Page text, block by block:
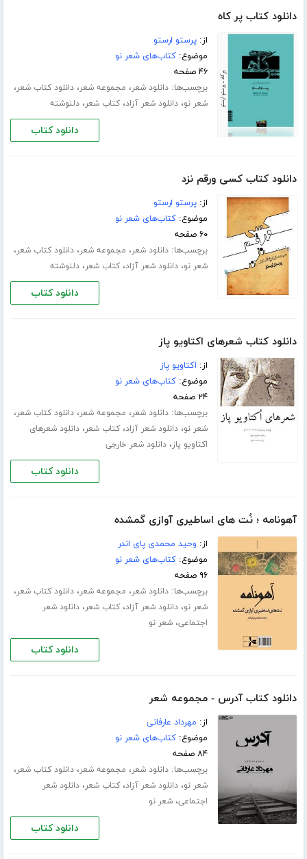
دانلود کتاب پر کاه
از:پرستو ارستو
موضوع:کتاب‌های شعر نو
۴۶ صفحه
برچسب‌ها:دانلود شعر، مجموعه شعر،دانلود کتاب شعر،
شعر نو،دانلود شعر آزاد،کتاب شعر،دلنوشته
دانلود کتاب
دانلود کتاب کسی ورقم نزد
از:پرستو ارستو
موضوع:کتاب‌های شعر نو
۶۰ صفحه
برچسب‌ها:دانلود شعر، مجموعه شعر،دانلود کتاب شعر،
شعر نو،دانلود شعر آزاد،کتاب شعر،دلنوشته
دانلود کتاب
دانلود کتاب شعرهای اکتاویو پاز
از: اکتاویو پاز
موضوع:کتاب‌های شعر نو
۲۴ صفحه
برچسب‌ها:دانلود شعر، مجموعه شعر،دانلود کتاب شعر،
شعر نو،دانلود شعر آزاد،کتاب شعر،دانلود شعرهای
اکتاویو پاز،دانلود شعر خارجی
دانلود کتاب
آهونامه ؛ نُت های اساطیری آوازی گمشده
از: وحید محمدی پای اندر
موضوع:کتاب‌های شعر نو
۹۶ صفحه
برچسب‌ها:دانلود شعر، مجموعه شعر،دانلود کتاب شعر،
شعر نو،دانلود شعر آزاد،کتاب شعر،دانلود شعر
اجتماعی،شعر نو
دانلود کتاب
دانلود کتاب آدرس - مجموعه شعر
از: مهرداد عارفانی
موضوع:کتاب‌های شعر نو
۸۴ صفحه
برچسب‌ها:دانلود شعر، مجموعه شعر،دانلود کتاب شعر،
شعر نو،دانلود شعر آزاد،کتاب شعر،دانلود شعر
اجتماعی،شعر نو
دانلود کتاب